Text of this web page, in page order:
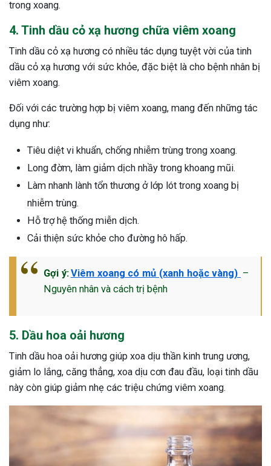
trong xoang.
4. Tinh dầu cỏ xạ hương chữa viêm xoang
Tinh dầu cỏ xạ hương có nhiều tác dụng tuyệt vời của tinh
dầu cỏ xạ hương với sức khỏe, đặc biệt là cho bệnh nhân bị
viêm xoang.
Đối với các trường hợp bị viêm xoang, mang đến những tác
dụng như:
Tiêu diệt vi khuẩn, chống nhiễm trùng trong xoang.
Long đờm, làm giảm dịch nhầy trong khoang mũi.
Làm nhanh lành tổn thương ở lớp lót trong xoang bị
nhiễm trùng.
Hỗ trợ hệ thống miễn dịch.
Cải thiện sức khỏe cho đường hô hấp.
Gợi ý:Viêm xoang có mủ (xanh hoặc vàng) –
Nguyên nhân và cách trị bệnh
5. Dầu hoa oải hương
Tinh dầu hoa oải hương giúp xoa dịu thần kinh trung ương,
giảm lo lắng, căng thẳng, xoa dịu cơn đau đầu, loại tinh dầu
này còn giúp giảm nhẹ các triệu chứng viêm xoang.